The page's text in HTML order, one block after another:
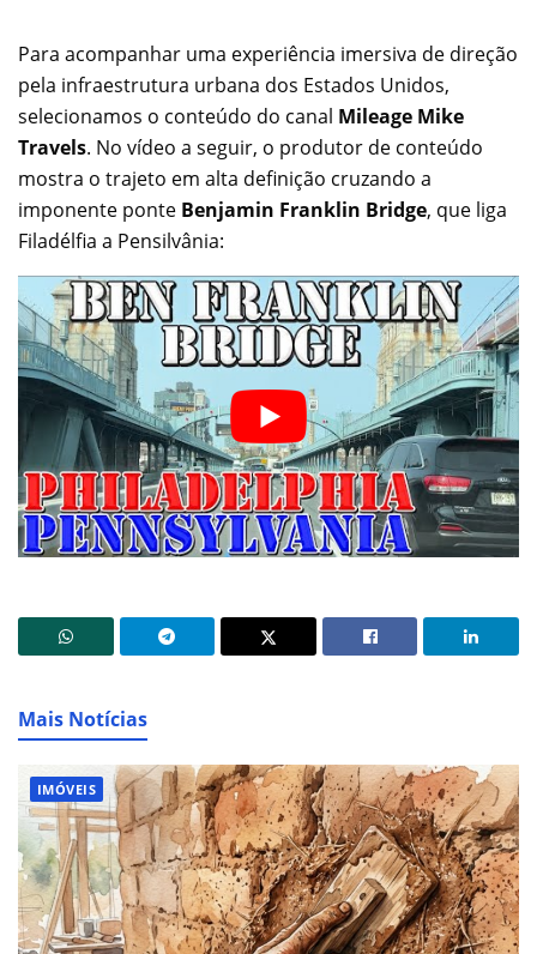
Para acompanhar uma experiência imersiva de direção
pela infraestrutura urbana dos Estados Unidos,
selecionamos o conteúdo do canal Mileage Mike
Travels. No vídeo a seguir, o produtor de conteúdo
mostra o trajeto em alta definição cruzando a
imponente ponte Benjamin Franklin Bridge, que liga
Filadélfia a Pensilvânia:
Mais Notícias
IMÓVEIS